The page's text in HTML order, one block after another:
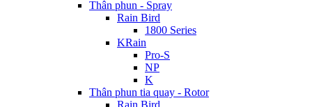
Thân phun - Spray
Rain Bird
1800 Series
KRain
Pro-S
NP
K
Thân phun tia quay - Rotor
Rain Bird